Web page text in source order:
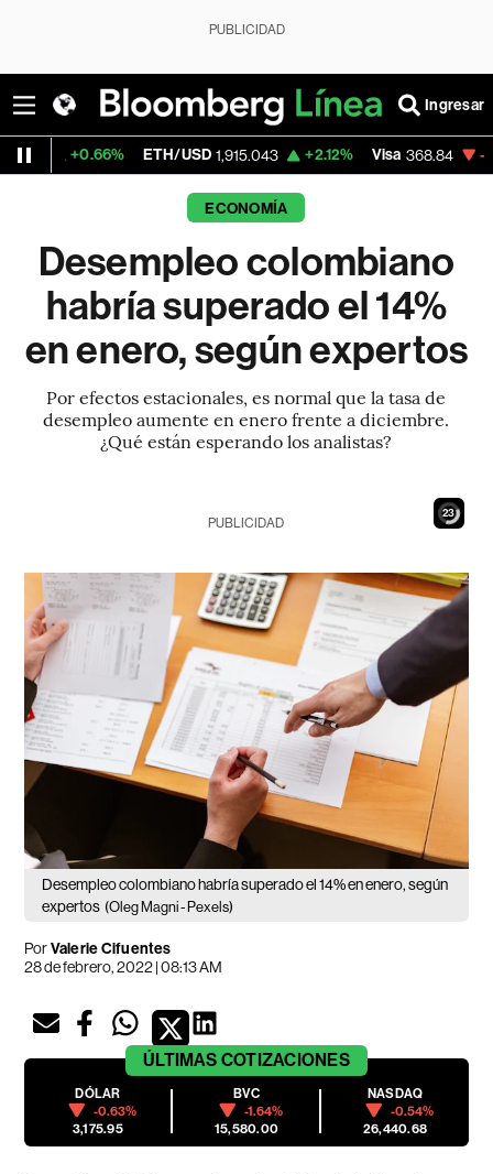
PUBLICIDAD
Ingresar
ETH/USD 1,915.043 +2.12% Visa 368.84 -0.20%
ECONOMÍA
Desempleo colombiano
habría superado el 14%
en enero, según expertos
Por efectos estacionales, es normal que la tasa de
desempleo aumente en enero frente a diciembre.
¿Qué están esperando los analistas?
21
PUBLICIDAD
Desempleo colombiano habría superado el 14% en enero, según
expertos (Oleg Magni - Pexels)
PorValerie Cifuentes
28 de febrero, 2022 | 08:13 AM
ÚLTIMAS COTIZACIONES
DÓLAR
-0.63%
3,175.95
BVC
-1.64%
15,580.00
NASDAQ
-0.54%
26,440.68